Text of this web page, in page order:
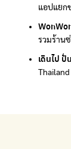
แอปแยก
รวมร้าน
เดินไป ปั่
กำจัด E-
รวมร้าน